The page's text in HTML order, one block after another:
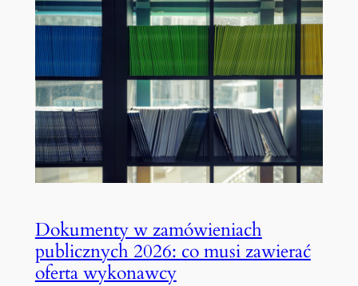
Dokumenty w zamówieniach
publicznych 2026: co musi zawierać
oferta wykonawcy